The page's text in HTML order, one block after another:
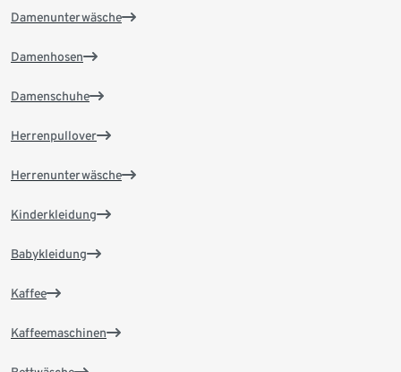
Damenunterwäsche
Damenhosen
Damenschuhe
Herrenpullover
Herrenunterwäsche
Kinderkleidung
Babykleidung
Kaffee
Kaffeemaschinen